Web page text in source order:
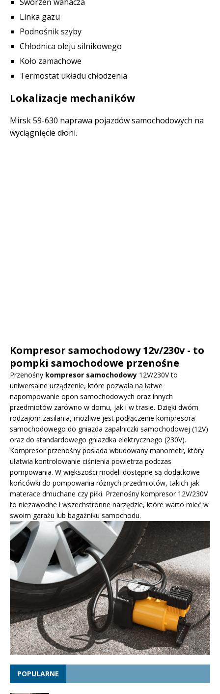
Linka gazu
Podnośnik szyby
Chłodnica oleju silnikowego
Koło zamachowe
Termostat układu chłodzenia
Lokalizacje mechaników
Mirsk 59-630 naprawa pojazdów samochodowych na
wyciągnięcie dłoni.
Kompresor samochodowy 12v/230v - to
pompki samochodowe przenośne
Przenośny kompresor samochodowy 12V/230V to
uniwersalne urządzenie, które pozwala na łatwe
napompowanie opon samochodowych oraz innych
przedmiotów zarówno w domu, jak i w trasie. Dzięki dwóm
rodzajom zasilania, możliwe jest podłączenie kompresora
samochodowego do gniazda zapalniczki samochodowej (12V)
oraz do standardowego gniazdka elektrycznego (230V).
Kompresor przenośny posiada wbudowany manometr, który
ułatwia kontrolowanie ciśnienia powietrza podczas
pompowania. W większości modeli dostępne są dodatkowe
końcówki do pompowania różnych przedmiotów, takich jak
materace dmuchane czy piłki. Przenośny kompresor 12V/230V
to niezawodne i wszechstronne narzędzie, które warto mieć w
swoim garażu lub bagażniku samochodu.
POPULARNE